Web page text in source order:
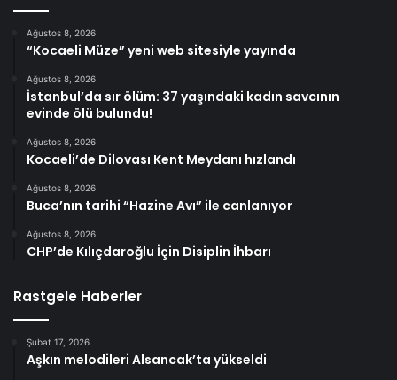
Ağustos 8, 2026
“Kocaeli Müze” yeni web sitesiyle yayında
Ağustos 8, 2026
İstanbul’da sır ölüm: 37 yaşındaki kadın savcının
evinde ölü bulundu!
Ağustos 8, 2026
Kocaeli’de Dilovası Kent Meydanı hızlandı
Ağustos 8, 2026
Buca’nın tarihi “Hazine Avı” ile canlanıyor
Ağustos 8, 2026
CHP’de Kılıçdaroğlu İçin Disiplin İhbarı
Rastgele Haberler
Şubat 17, 2026
Aşkın melodileri Alsancak’ta yükseldi